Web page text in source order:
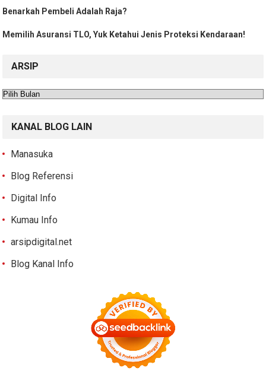
Benarkah Pembeli Adalah Raja?
Memilih Asuransi TLO, Yuk Ketahui Jenis Proteksi Kendaraan!
ARSIP
Arsip
KANAL BLOG LAIN
Manasuka
Blog Referensi
Digital Info
Kumau Info
arsipdigital.net
Blog Kanal Info